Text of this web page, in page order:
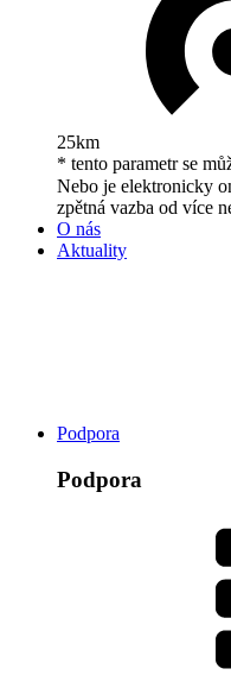
25km
* tento parametr se
Nebo je elektronicky
zpětná vazba od více
O nás
Aktuality
Podpora
Podpora